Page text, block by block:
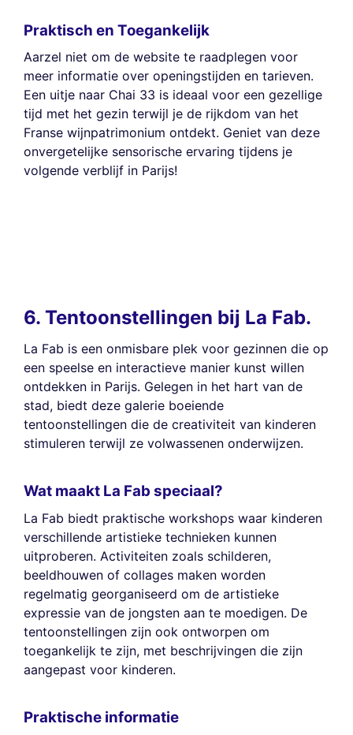
Praktisch en Toegankelijk
Aarzel niet om de website te raadplegen voor
meer informatie over openingstijden en tarieven.
Een uitje naar Chai 33 is ideaal voor een gezellige
tijd met het gezin terwijl je de rijkdom van het
Franse wijnpatrimonium ontdekt. Geniet van deze
onvergetelijke sensorische ervaring tijdens je
volgende verblijf in Parijs!
6. Tentoonstellingen bij La Fab.
La Fab is een onmisbare plek voor gezinnen die op
een speelse en interactieve manier kunst willen
ontdekken in Parijs. Gelegen in het hart van de
stad, biedt deze galerie boeiende
tentoonstellingen die de creativiteit van kinderen
stimuleren terwijl ze volwassenen onderwijzen.
Wat maakt La Fab speciaal?
La Fab biedt praktische workshops waar kinderen
verschillende artistieke technieken kunnen
uitproberen. Activiteiten zoals schilderen,
beeldhouwen of collages maken worden
regelmatig georganiseerd om de artistieke
expressie van de jongsten aan te moedigen. De
tentoonstellingen zijn ook ontworpen om
toegankelijk te zijn, met beschrijvingen die zijn
aangepast voor kinderen.
Praktische informatie